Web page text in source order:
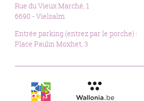
Rue du Vieux Marché, 1
6690 - Vielsalm
Entrée parking (entrez par le porche) :
Place Paulin Moxhet, 3